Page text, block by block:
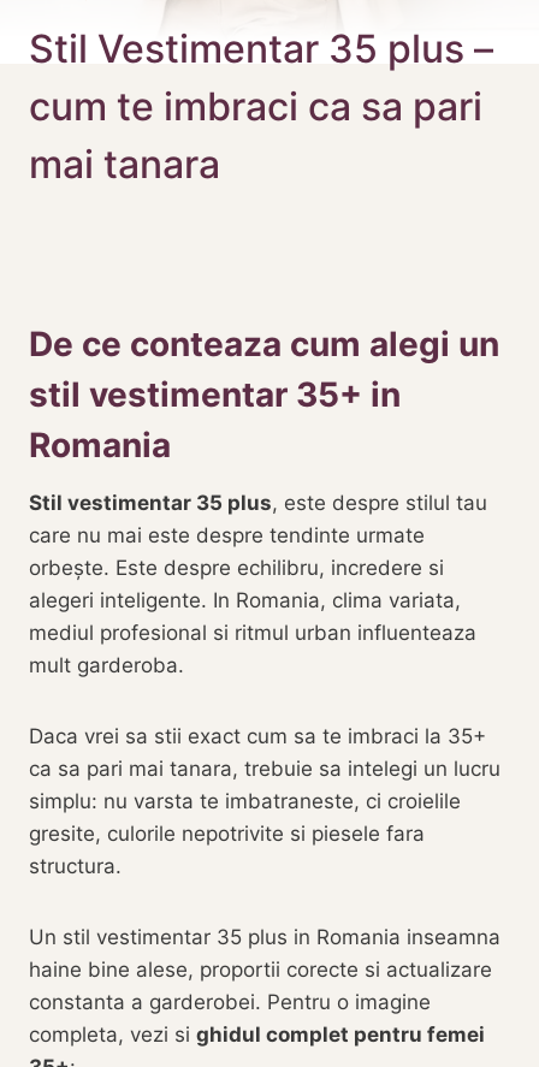
Stil Vestimentar 35 plus –
cum te imbraci ca sa pari
mai tanara
De ce conteaza cum alegi un
stil vestimentar 35+ in
Romania
Stil vestimentar 35 plus, este despre stilul tau
care nu mai este despre tendinte urmate
orbește. Este despre echilibru, incredere si
alegeri inteligente. In Romania, clima variata,
mediul profesional si ritmul urban influenteaza
mult garderoba.
Daca vrei sa stii exact cum sa te imbraci la 35+
ca sa pari mai tanara, trebuie sa intelegi un lucru
simplu: nu varsta te imbatraneste, ci croielile
gresite, culorile nepotrivite si piesele fara
structura.
Un stil vestimentar 35 plus in Romania inseamna
haine bine alese, proportii corecte si actualizare
constanta a garderobei. Pentru o imagine
completa, vezi si ghidul complet pentru femei